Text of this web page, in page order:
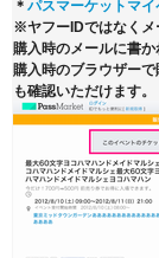
＊ パスマーケットマイ
※ヤフーIDではなくメ
購入時のメールに書
購入時のブラウザー
も確認いただけます。